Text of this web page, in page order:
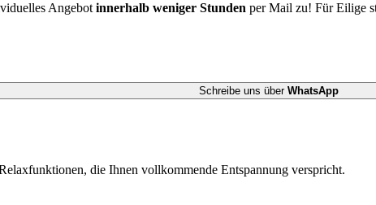
Angebot innerhalb weniger Stunden per Mail zu! Für Eilige
Schreibe uns über WhatsApp
die Ihnen vollkommende Entspannung verspricht.